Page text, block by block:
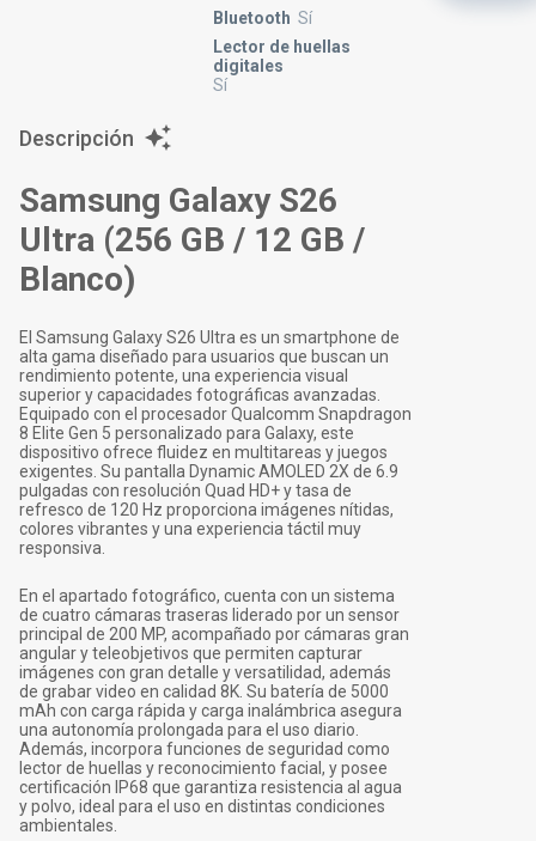
Bluetooth Sí
Lector de huellas
digitales
Sí
Descripción
Samsung Galaxy S26
Ultra (256 GB / 12 GB /
Blanco)
El Samsung Galaxy S26 Ultra es un smartphone de
alta gama diseñado para usuarios que buscan un
rendimiento potente, una experiencia visual
superior y capacidades fotográficas avanzadas.
Equipado con el procesador Qualcomm Snapdragon
8 Elite Gen 5 personalizado para Galaxy, este
dispositivo ofrece fluidez en multitareas y juegos
exigentes. Su pantalla Dynamic AMOLED 2X de 6.9
pulgadas con resolución Quad HD+ y tasa de
refresco de 120 Hz proporciona imágenes nítidas,
colores vibrantes y una experiencia táctil muy
responsiva.
En el apartado fotográfico, cuenta con un sistema
de cuatro cámaras traseras liderado por un sensor
principal de 200 MP, acompañado por cámaras gran
angular y teleobjetivos que permiten capturar
imágenes con gran detalle y versatilidad, además
de grabar video en calidad 8K. Su batería de 5000
mAh con carga rápida y carga inalámbrica asegura
una autonomía prolongada para el uso diario.
Además, incorpora funciones de seguridad como
lector de huellas y reconocimiento facial, y posee
certificación IP68 que garantiza resistencia al agua
y polvo, ideal para el uso en distintas condiciones
ambientales.